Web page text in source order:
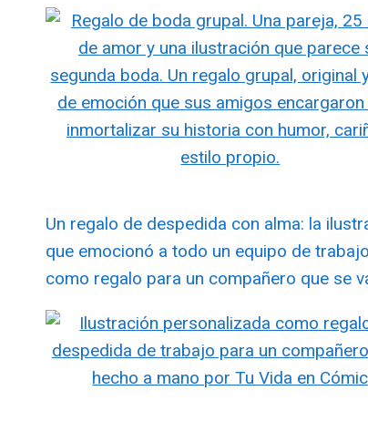
Un regalo de despedida con alma: la
que emocionó a todo un equipo de trabajo
como regalo para un compañero que se